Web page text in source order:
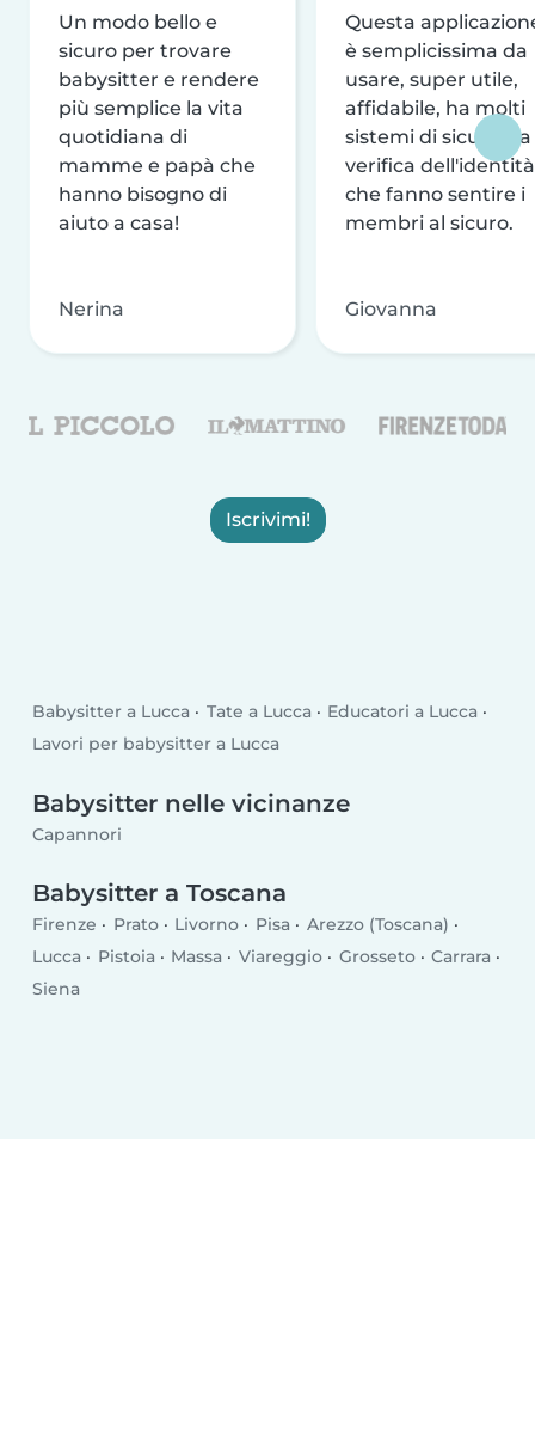
Un modo bello e
sicuro per trovare
babysitter e rendere
più semplice la vita
quotidiana di
mamme e papà che
hanno bisogno di
aiuto a casa!
Nerina
Questa
è semplicissima da
usare, super utile,
affidabile, ha molti
sistemi di sicurezza
verifica dell'identità
che fanno sentire i
membri al sicuro.
Giovanna
Iscrivimi!
Babysitter a Lucca Tate a Lucca
Educatori a Lucca
Lavori per babysitter a Lucca
Babysitter nelle vicinanze
Capannori
Babysitter a Toscana
Firenze Prato Livorno Pisa
Arezzo (Toscana)
Lucca
Pistoia Massa Viareggio Grosseto
Carrara
Siena